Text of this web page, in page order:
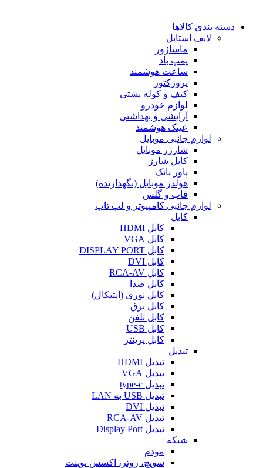
دسته بندی کالاها
لایف استایل
ماساژور
پمپ باد
ساعت هوشمند
پروژکتور
کیف و کوله پشتی
لوازم خودرو
آرایشی و بهداشتی
عینک هوشمند
لوازم جانبی موبایل
شارژر موبایل
کابل شارژ
پاور بانک
هولدر موبایل (نگهدارنده)
قاب و گلس
لوازم جانبی کامپیوتر و لپ تاپ
کابل
کابل HDMI
کابل VGA
کابل DISPLAY PORT
کابل DVI
کابل RCA-AV
کابل صدا
کابل نوری (اپتیکال)
کابل برق
کابل تلفن
کابل USB
کابل پرینتر
تبدیل
تبدیل HDMI
تبدیل VGA
تبدیل type-c
تبدیل USB به LAN
تبدیل DVI
تبدیل RCA-AV
تبدیل Display Port
شبکه
مودم
سویچ، روتر، اکسس پوینت